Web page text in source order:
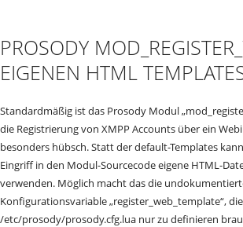
PROSODY
EIGENEN HTML
Standardmäßig ist das Prosody Modul
die Registrierung von XMPP Accounts über ein
besonders hübsch. Statt der default-Templates
Eingriff in den Modul-Sourcecode eigene HTML-
verwenden. Möglich macht das die
Konfigurationsvariable „register_web_template“,
/etc/prosody/prosody.cfg.lua nur zu definieren